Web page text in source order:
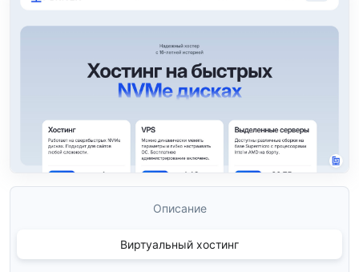
Описание
Виртуальный хостинг